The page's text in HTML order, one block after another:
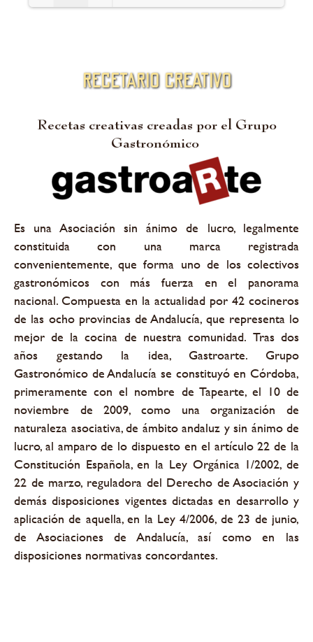
recetario creativo
Recetas creativas creadas por el Grupo
Gastronómico
Es una Asociación sin ánimo de lucro, legalmente
constituida con una marca registrada
convenientemente, que forma uno de los colectivos
gastronómicos con más fuerza en el panorama
nacional. Compuesta en la actualidad por 42 cocineros
de las ocho provincias de Andalucía, que representa lo
mejor de la cocina de nuestra comunidad. Tras dos
años gestando la idea, Gastroarte. Grupo
Gastronómico de Andalucía se constituyó en Córdoba,
primeramente con el nombre de Tapearte, el 10 de
noviembre de 2009, como una organización de
naturaleza asociativa, de ámbito andaluz y sin ánimo de
lucro, al amparo de lo dispuesto en el artículo 22 de la
Constitución Española, en la Ley Orgánica 1/2002, de
22 de marzo, reguladora del Derecho de Asociación y
demás disposiciones vigentes dictadas en desarrollo y
aplicación de aquella, en la Ley 4/2006, de 23 de junio,
de Asociaciones de Andalucía, así como en las
disposiciones normativas concordantes.